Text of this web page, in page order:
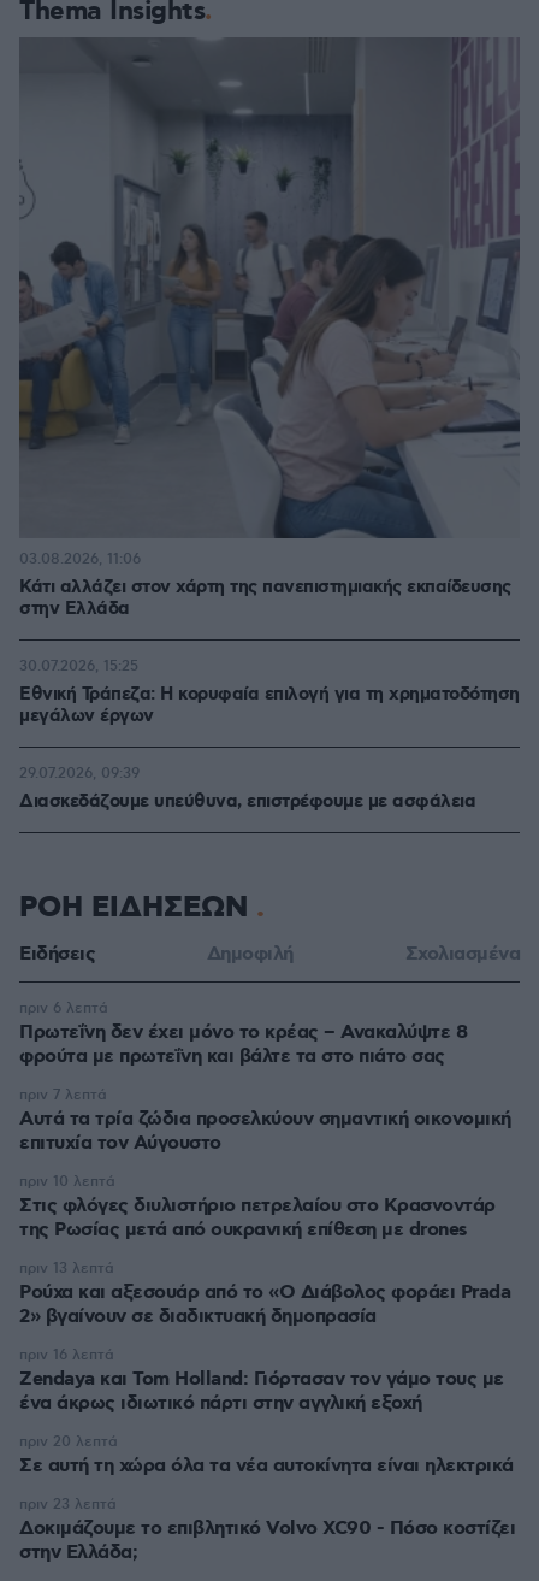
Thema Insights
Κάτι αλλάζει στον χάρτη της πανεπιστημιακής εκπαίδευσης
στην Ελλάδα
03.08.2026, 11:06
Εθνική Τράπεζα: Η κορυφαία επιλογή για τη χρηματοδότηση
μεγάλων έργων
30.07.2026, 15:25
Διασκεδάζουμε υπεύθυνα, επιστρέφουμε με ασφάλεια
29.07.2026, 09:39
ΡΟΗ ΕΙΔΗΣΕΩΝ
Ειδήσεις Δημοφιλή Σχολιασμένα
Πρωτεΐνη δεν έχει μόνο το κρέας – Ανακαλύψτε 8
φρούτα με πρωτεΐνη και βάλτε τα στο πιάτο σας
πριν 6 λεπτά
Αυτά τα τρία ζώδια προσελκύουν σημαντική οικονομική
επιτυχία τον Αύγουστο
πριν 7 λεπτά
Στις φλόγες διυλιστήριο πετρελαίου στο Κρασνοντάρ
της Ρωσίας μετά από ουκρανική επίθεση με drones
πριν 10 λεπτά
Ρούχα και αξεσουάρ από το «Ο Διάβολος φοράει Prada
2» βγαίνουν σε διαδικτυακή δημοπρασία
πριν 13 λεπτά
Zendaya και Tom Holland: Γιόρτασαν τον γάμο τους με
ένα άκρως ιδιωτικό πάρτι στην αγγλική εξοχή
πριν 16 λεπτά
Σε αυτή τη χώρα όλα τα νέα αυτοκίνητα είναι ηλεκτρικά
πριν 20 λεπτά
Δοκιμάζουμε το επιβλητικό Volvo XC90 - Πόσο κοστίζει
στην Ελλάδα;
πριν 23 λεπτά